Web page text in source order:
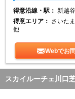
得意沿線・駅： 新越
得意エリア：
さいた
他
Webでお
スカイルーチェ川口